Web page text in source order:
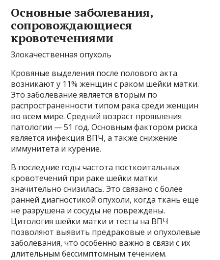
Основные заболевания,
сопровождающиеся
кровотечениями
Злокачественная опухоль
Кровяные выделения после полового акта
возникают у 11% женщин с раком шейки матки.
Это заболевание является вторым по
распространенности типом рака среди женщин
во всем мире. Средний возраст проявления
патологии — 51 год. Основным фактором риска
является инфекция ВПЧ, а также снижение
иммунитета и курение.
В последние годы частота посткоитальных
кровотечений при раке шейки матки
значительно снизилась. Это связано с более
ранней диагностикой опухоли, когда ткань еще
не разрушена и сосуды не повреждены.
Цитология шейки матки и тесты на ВПЧ
позволяют выявить предраковые и опухолевые
заболевания, что особенно важно в связи с их
длительным бессимптомным течением.